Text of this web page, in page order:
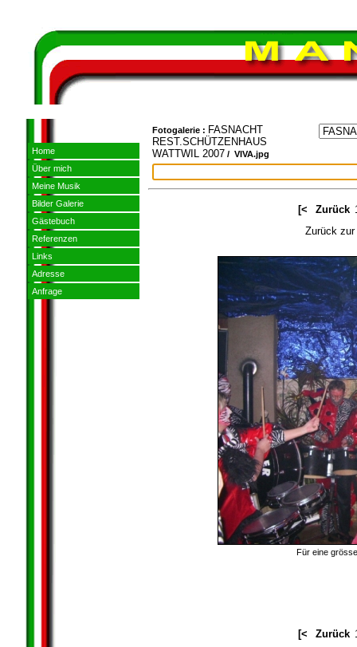
Home
Über mich
Meine Musik
Bilder Galerie
Gästebuch
Referenzen
Links
Adresse
Anfrage
Fotogalerie : FASNACHT
REST.SCHÜTZENHAUS
WATTWIL 2007 / VIVA.jpg
[< Zurück
Zurück
Für eine
[< Zurück